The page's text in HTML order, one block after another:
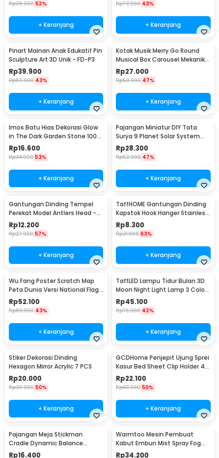
Rp38.900 52%
+ Keranjang
Rp73.900 43%
+ Keranjang
Pinart Mainan Anak Edukatif Pin
Sculpture Art 3D Unik - FD-P3
Rp39.900
Rp69.900 43%
+ Keranjang
Kotak Musik Merry Go Round
Musical Box Carousel Mekanikal
- HD-Y02
Rp27.000
Rp50.900 47%
+ Keranjang
Imos Batu Hias Dekorasi Glow
in The Dark Garden Stone 100
PCS - HC0043
Rp16.600
Rp34.900 53%
+ Keranjang
Pajangan Miniatur DIY Tata
Surya 9 Planet Solar System
Planetary - 2135
Rp28.300
Rp52.900 47%
+ Keranjang
Gantungan Dinding Tempel
Perekat Model Antlers Head -
MU03
Rp12.200
Rp27.900 57%
+ Keranjang
TaffHOME Gantungan Dinding
Kapstok Hook Hanger Stainless
Steel 201 - MT11
Rp8.300
Rp21.900 63%
+ Keranjang
Wu Fang Poster Scratch Map
Peta Dunia Versi National Flag
- ZJP-M018
Rp52.100
Rp89.900 43%
+ Keranjang
TaffLED Lampu Tidur Bulan 3D
Moon Night Light Lamp 3 Color
8cm 1W 5V - LD002701
Rp45.100
Rp76.900 42%
+ Keranjang
Stiker Dekorasi Dinding
Hexagon Mirror Acrylic 7 PCS
Rp20.000
Rp39.900 50%
+ Keranjang
GCDHome Penjepit Ujung Sprei
Kasur Bed Sheet Clip Holder 4
PCS - FS-1809
Rp22.100
Rp43.900 50%
+ Keranjang
Pajangan Meja Stickman
Cradle Dynamic Balance
Instrument Ball Pendulum
Rp16.400
Warmtoo Mesin Pembuat
Kabut Embun Mist Spray Fog
Maker 12 LED 24V - WT01
Rp34.200